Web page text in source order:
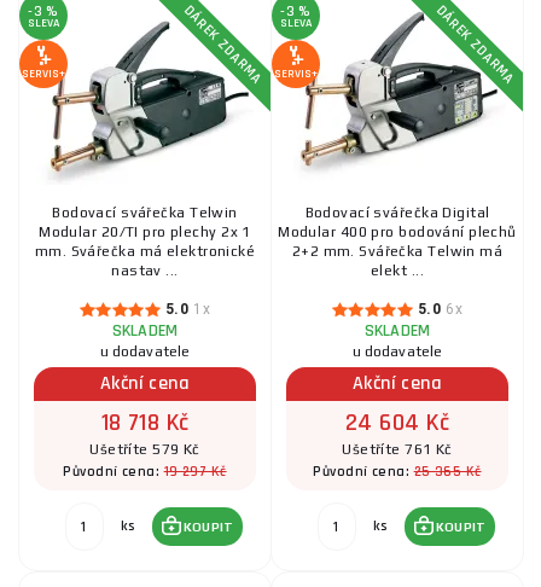
-3 %
SLEVA
SERVIS+ DÁREK ZDARMA
Bodovací svářečka Telwin
Modular 20/TI pro plechy 2x 1
mm. Svářečka má elektronické
nastav ...
5.0 1x
SKLADEM
u dodavatele
Akční cena
18 718 Kč
Ušetříte 579 Kč
Původní cena:19 297 Kč
ks KOUPIT
-3 %
SLEVA
SERVIS+ DÁREK ZDARMA
Bodovací svářečka Digital
Modular 400 pro bodování plechů
2+2 mm. Svářečka Telwin má
elekt ...
5.0 6x
SKLADEM
u dodavatele
Akční cena
24 604 Kč
Ušetříte 761 Kč
Původní cena:25 365 Kč
ks KOUPIT